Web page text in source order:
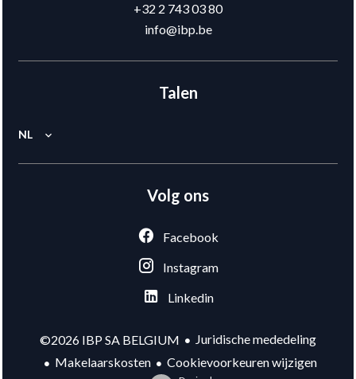
+32 2 743 03 80
info@ibp.be
Talen
NL
Volg ons
Facebook
Instagram
Linkedin
©2026 IBP SA BELGIUM
Juridische mededeling
Makelaarskosten
Cookievoorkeuren wijzigen